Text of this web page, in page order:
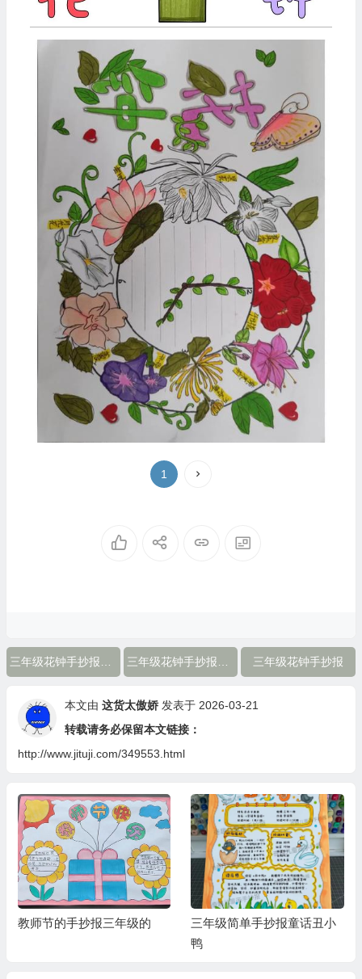
1
三年级花钟手抄报
本文由 这货太傲娇发表于 2026-03-21
转载请务必保留本文链接：
http://www.jituji.com/349553.html
教师节的手抄报三年级的
三年级简单手抄报童话丑小
鸭